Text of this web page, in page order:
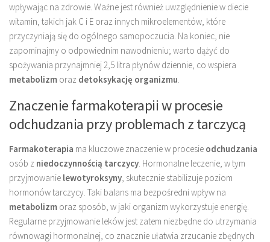
wpływając na zdrowie. Ważne jest również uwzględnienie w diecie
witamin, takich jak C i E oraz innych mikroelementów, które
przyczyniają się do ogólnego samopoczucia. Na koniec, nie
zapominajmy o odpowiednim nawodnieniu; warto dążyć do
spożywania przynajmniej 2,5 litra płynów dziennie, co wspiera
metabolizm oraz detoksykację organizmu.
Znaczenie farmakoterapii w procesie
odchudzania przy problemach z tarczycą
Farmakoterapia ma kluczowe znaczenie w procesie odchudzania
osób z niedoczynnością tarczycy. Hormonalne leczenie, w tym
przyjmowanie lewotyroksyny, skutecznie stabilizuje poziom
hormonów tarczycy. Taki balans ma bezpośredni wpływ na
metabolizm oraz sposób, w jaki organizm wykorzystuje energię.
Regularne przyjmowanie leków jest zatem niezbędne do utrzymania
równowagi hormonalnej, co znacznie ułatwia zrzucanie zbędnych